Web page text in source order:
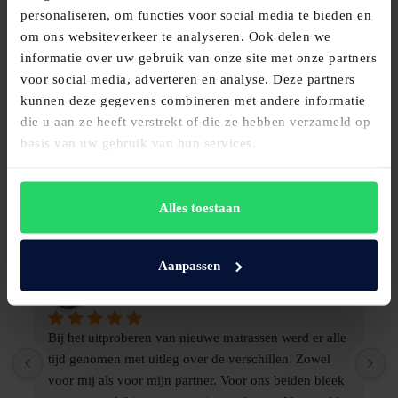
personaliseren, om functies voor social media te bieden en
om ons websiteverkeer te analyseren. Ook delen we
informatie over uw gebruik van onze site met onze partners
voor social media, adverteren en analyse. Deze partners
kunnen deze gegevens combineren met andere informatie
die u aan ze heeft verstrekt of die ze hebben verzameld op
basis van uw gebruik van hun services.
Alles toestaan
Aanpassen
Maassen van den Brink Bedden en
Woninginrichting
Gebaseerd op 136 beoordelingen
Bij het uitproberen van nieuwe matrassen werd er alle
tijd genomen met uitleg over de verschillen. Zowel
voor mij als voor mijn partner. Voor ons beiden bleek